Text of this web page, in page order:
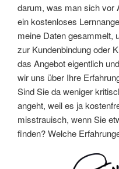
darum, was man sich vor
ein kostenloses
meine Daten gesammelt,
zur Kundenbindung oder
das Angebot eigentlich
wir uns über Ihre
Sind Sie da weniger
angeht, weil es ja
misstrauisch, wenn Sie
finden? Welche